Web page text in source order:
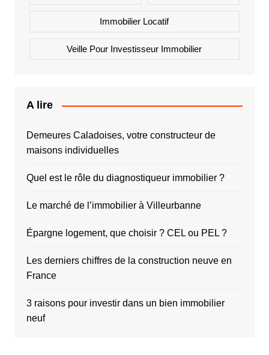
Immobilier Locatif
Veille Pour Investisseur Immobilier
A lire
Demeures Caladoises, votre constructeur de
maisons individuelles
Quel est le rôle du diagnostiqueur immobilier ?
Le marché de l’immobilier à Villeurbanne
Épargne logement, que choisir ? CEL ou PEL ?
Les derniers chiffres de la construction neuve en
France
3 raisons pour investir dans un bien immobilier
neuf